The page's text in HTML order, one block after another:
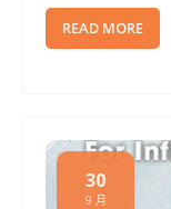
READ MORE
30
9 月